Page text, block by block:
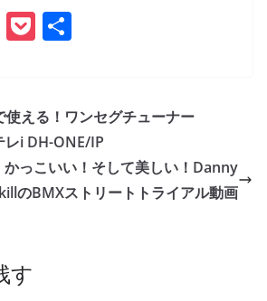
Li P
et
える！ワンセグチューナー
i DH-ONE/IP
かっこいい！そして美しい！Danny
のBMXストリートトライアル動画
す